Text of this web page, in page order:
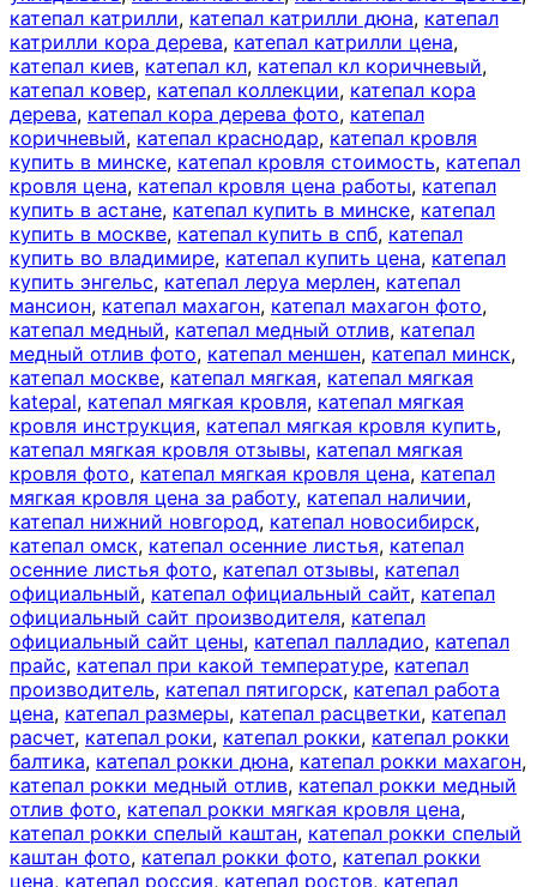
катепал катрилли, катепал катрилли дюна, катепал
катрилли кора дерева, катепал катрилли цена,
катепал киев, катепал кл, катепал кл коричневый,
катепал ковер, катепал коллекции, катепал кора
дерева, катепал кора дерева фото, катепал
коричневый, катепал краснодар, катепал кровля
купить в минске, катепал кровля стоимость, катепал
кровля цена, катепал кровля цена работы, катепал
купить в астане, катепал купить в минске, катепал
купить в москве, катепал купить в спб, катепал
купить во владимире, катепал купить цена, катепал
купить энгельс, катепал леруа мерлен, катепал
мансион, катепал махагон, катепал махагон фото,
катепал медный, катепал медный отлив, катепал
медный отлив фото, катепал меншен, катепал минск,
катепал москве, катепал мягкая, катепал мягкая
katepal, катепал мягкая кровля, катепал мягкая
кровля инструкция, катепал мягкая кровля купить,
катепал мягкая кровля отзывы, катепал мягкая
кровля фото, катепал мягкая кровля цена, катепал
мягкая кровля цена за работу, катепал наличии,
катепал нижний новгород, катепал новосибирск,
катепал омск, катепал осенние листья, катепал
осенние листья фото, катепал отзывы, катепал
официальный, катепал официальный сайт, катепал
официальный сайт производителя, катепал
официальный сайт цены, катепал палладио, катепал
прайс, катепал при какой температуре, катепал
производитель, катепал пятигорск, катепал работа
цена, катепал размеры, катепал расцветки, катепал
расчет, катепал роки, катепал рокки, катепал рокки
балтика, катепал рокки дюна, катепал рокки махагон,
катепал рокки медный отлив, катепал рокки медный
отлив фото, катепал рокки мягкая кровля цена,
катепал рокки спелый каштан, катепал рокки спелый
каштан фото, катепал рокки фото, катепал рокки
цена, катепал россия, катепал ростов, катепал